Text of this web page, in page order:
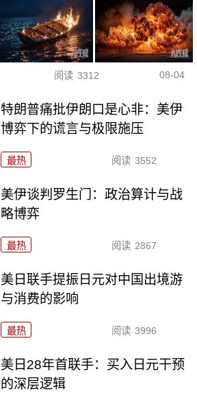
阅读 3312 08-04
特朗普痛批伊朗口是心非：美伊
博弈下的谎言与极限施压
最热 阅读 3552
美伊谈判罗生门：政治算计与战
略博弈
最热 阅读 2867
美日联手提振日元对中国出境游
与消费的影响
最热 阅读 3996
美日28年首联手：买入日元干预
的深层逻辑